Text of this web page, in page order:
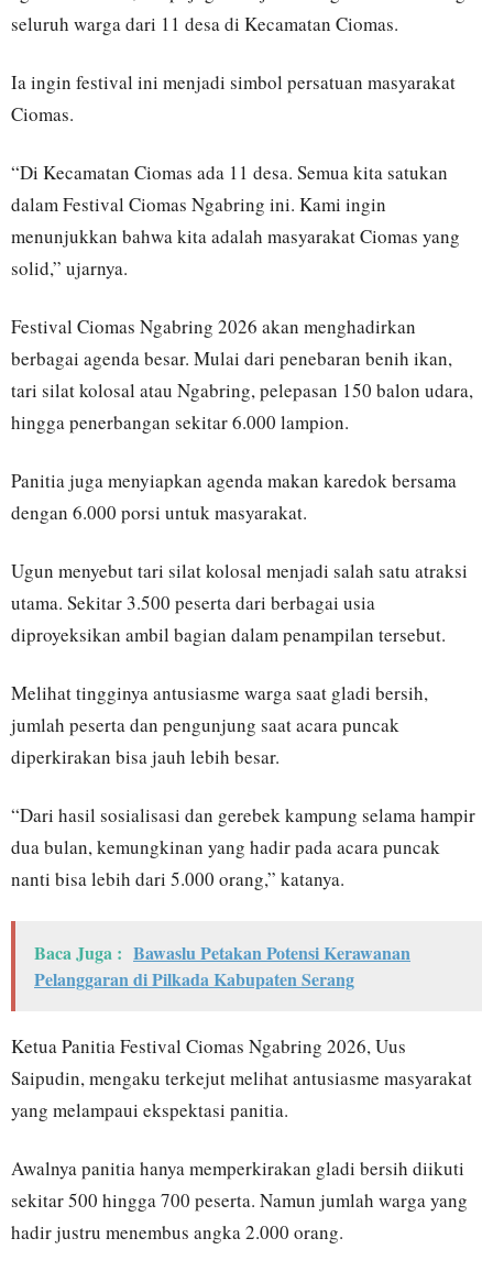
seluruh warga dari 11 desa di Kecamatan Ciomas.
Ia ingin festival ini menjadi simbol persatuan masyarakat
Ciomas.
“Di Kecamatan Ciomas ada 11 desa. Semua kita satukan
dalam Festival Ciomas Ngabring ini. Kami ingin
menunjukkan bahwa kita adalah masyarakat Ciomas yang
solid,” ujarnya.
Festival Ciomas Ngabring 2026 akan menghadirkan
berbagai agenda besar. Mulai dari penebaran benih ikan,
tari silat kolosal atau Ngabring, pelepasan 150 balon udara,
hingga penerbangan sekitar 6.000 lampion.
Panitia juga menyiapkan agenda makan karedok bersama
dengan 6.000 porsi untuk masyarakat.
Ugun menyebut tari silat kolosal menjadi salah satu atraksi
utama. Sekitar 3.500 peserta dari berbagai usia
diproyeksikan ambil bagian dalam penampilan tersebut.
Melihat tingginya antusiasme warga saat gladi bersih,
jumlah peserta dan pengunjung saat acara puncak
diperkirakan bisa jauh lebih besar.
“Dari hasil sosialisasi dan gerebek kampung selama hampir
dua bulan, kemungkinan yang hadir pada acara puncak
nanti bisa lebih dari 5.000 orang,” katanya.
Baca Juga : Bawaslu Petakan Potensi Kerawanan
Pelanggaran di Pilkada Kabupaten Serang
Ketua Panitia Festival Ciomas Ngabring 2026, Uus
Saipudin, mengaku terkejut melihat antusiasme masyarakat
yang melampaui ekspektasi panitia.
Awalnya panitia hanya memperkirakan gladi bersih diikuti
sekitar 500 hingga 700 peserta. Namun jumlah warga yang
hadir justru menembus angka 2.000 orang.